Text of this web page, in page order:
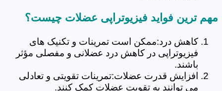
مهم ترین فواید فیزیوتراپی عضلات چیست؟
کاهش درد:ممکن است تمرینات و تکنیک های
فیزیوتراپی در کاهش درد عضلانی و مفصلی مؤثر
باشند.
افزایش قدرت عضلات:تمرینات تقویتی و تعادلی
می توانند به تقویت عضلات کمک کنند.